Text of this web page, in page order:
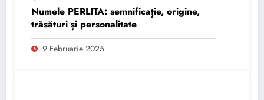
Numele PERLITA: semnificație, origine,
trăsături și personalitate
9 Februarie 2025